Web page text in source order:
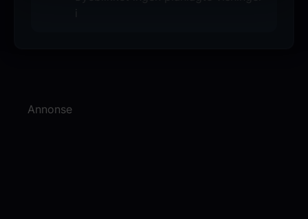
Annonse